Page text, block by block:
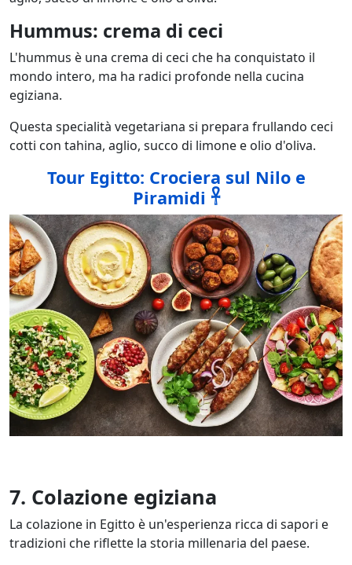
Hummus: crema di ceci
L'hummus è una crema di ceci che ha conquistato il
mondo intero, ma ha radici profonde nella cucina
egiziana.
Questa specialità vegetariana si prepara frullando ceci
cotti con tahina, aglio, succo di limone e olio d'oliva.
Tour Egitto: Crociera sul Nilo e
Piramidi 𓋹
7. Colazione egiziana
La colazione in Egitto è un'esperienza ricca di sapori e
tradizioni che riflette la storia millenaria del paese.